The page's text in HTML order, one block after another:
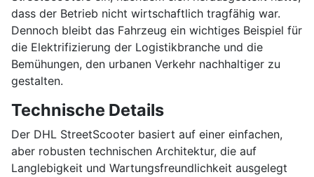
dass der Betrieb nicht wirtschaftlich tragfähig war.
Dennoch bleibt das Fahrzeug ein wichtiges Beispiel für
die Elektrifizierung der Logistikbranche und die
Bemühungen, den urbanen Verkehr nachhaltiger zu
gestalten.
Technische Details
Der DHL StreetScooter basiert auf einer einfachen,
aber robusten technischen Architektur, die auf
Langlebigkeit und Wartungsfreundlichkeit ausgelegt